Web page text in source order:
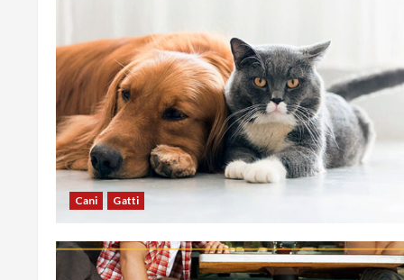
Cani Gatti